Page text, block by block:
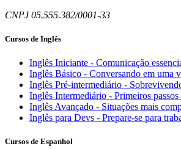
CNPJ 05.555.382/0001-33
Cursos de Inglês
Inglês Iniciante - Comunicação
Inglês Básico - Conversando em uma
Inglês Pré-intermediário -
Inglês Intermediário - Primeiros
Inglês Avançado - Situações mais
Inglês para Devs - Prepare-se para
Cursos de Espanhol